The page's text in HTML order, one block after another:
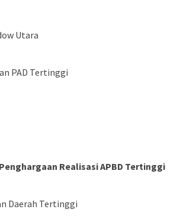
Utara
PAD Tertinggi
Realisasi APBD Tertinggi
Daerah Tertinggi